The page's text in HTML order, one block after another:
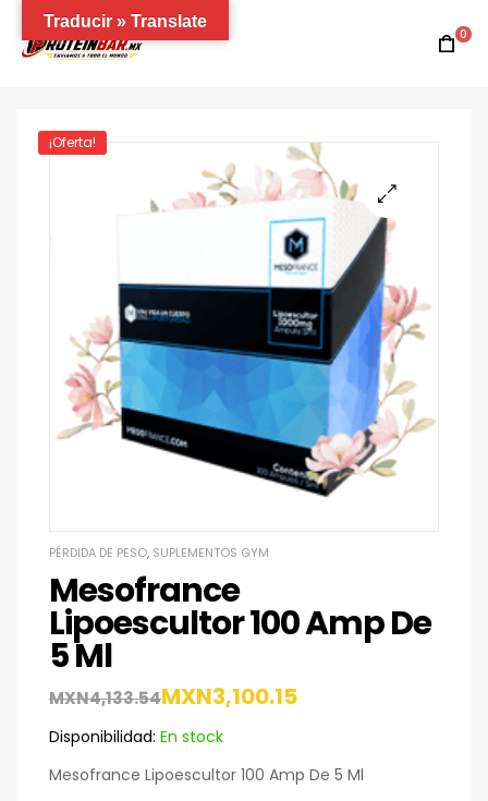
0
¡Oferta!
PÉRDIDA DE PESO, SUPLEMENTOS GYM
Mesofrance
Lipoescultor 100 Amp De
5 Ml
MXN4,133.54MXN3,100.15
Disponibilidad: En stock
Mesofrance Lipoescultor 100 Amp De 5 Ml
Traducir » Translate